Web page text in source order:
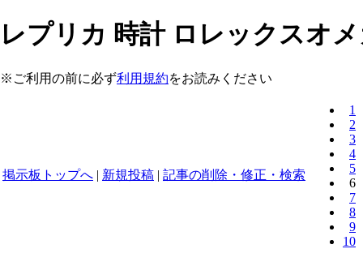
レプリカ 時計 ロレックスオ
※ご利用の前に必ず利用規約をお読みください
掲示板トップへ | 新規投稿 | 記事の削除・修正・検索
1
2
3
4
5
6
7
8
9
10